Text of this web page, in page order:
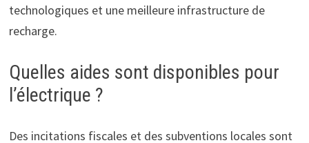
technologiques et une meilleure infrastructure de
recharge.
Quelles aides sont disponibles pour
l’électrique ?
Des incitations fiscales et des subventions locales sont